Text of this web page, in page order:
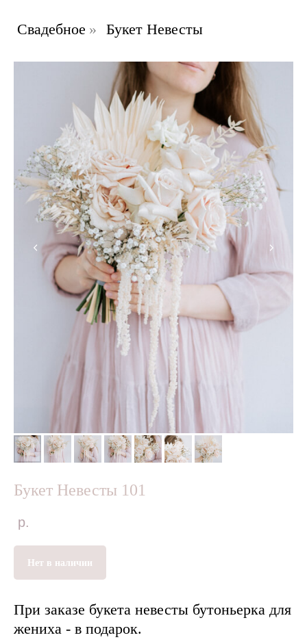
Свадебное » Букет Невесты
Букет Невесты 101
р.
Нет в наличии
При заказе букета невесты бутоньерка для
жениха - в подарок.